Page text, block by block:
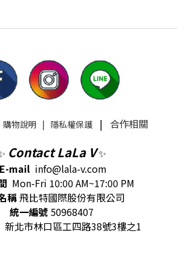
購物說明 | 隱私權保護| 合作相關
Contact LaLa V✨
E-mail info@lala-v.com
Mon-Fri 10:00 AM~17:00 PM
稱飛比特國際股份有限公司
統一編號 50968407
新北市林口區工四路38號3樓之1